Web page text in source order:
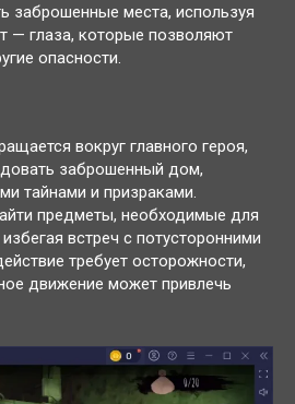
заброшенные места, используя
— глаза, которые позволяют
опасности.
вокруг главного героя,
заброшенный дом,
тайнами и призраками.
предметы, необходимые для
встреч с потусторонними
требует осторожности,
движение может привлечь